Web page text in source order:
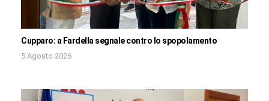
Cupparo: a Fardella segnale contro lo spopolamento
5 Agosto 2026